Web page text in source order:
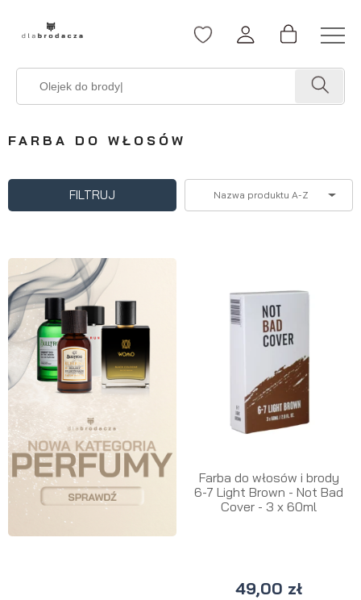
FARBA DO WŁOSÓW
FILTRUJ Nazwa produktu A-Z
Farba do włosów i brody
6-7 Light Brown - Not Bad
Cover - 3 x 60ml
49,00 zł